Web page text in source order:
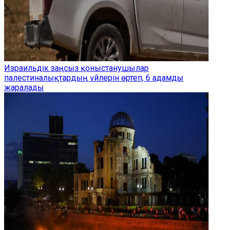
Израильдік заңсыз қоныстанушылар
палестиналықтардың үйлерін өртеп, 6 адамды
жаралады